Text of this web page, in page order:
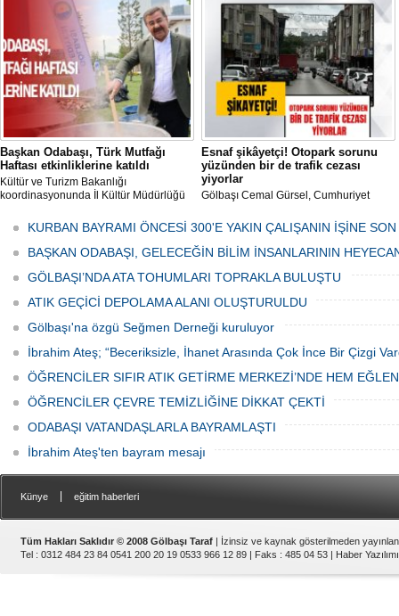
mikropların önüne geçilmesi amacıyla
her gün Gölbaşı Belediyesi ekipleri
tarafından düzenli olarak ilaçlanıyor.
Başkan Odabaşı, Türk Mutfağı
Haftası etkinliklerine katıldı
Kültür ve Turizm Bakanlığı
koordinasyonunda İl Kültür Müdürlüğü
Haftası" etkinlikleri Ankara'da devam
ediyor.
Esnaf şikâyetçi! Otopark sorunu
yüzünden bir de trafik cezası
yiyorlar
Gölbaşı Cemal Gürsel, Cumhuriyet
bulunan esnaf ve alışverişe gelen
vatandaşlar park cezaları yüzünden
canından bezdi.
KURBAN BAYRAMI ÖNCESİ 300'E YAKIN ÇALIŞANIN İŞİNE
BAŞKAN ODABAŞI, GELECEĞİN BİLİM İNSANLARININ
GÖLBAŞI’NDA ATA TOHUMLARI TOPRAKLA BULUŞTU
ATIK GEÇİCİ DEPOLAMA ALANI OLUŞTURULDU
Gölbaşı'na özgü Seğmen Derneği kuruluyor
İbrahim Ateş; “Beceriksizle, İhanet Arasında Çok İnce Bir Çizgi
ÖĞRENCİLER SIFIR ATIK GETİRME MERKEZİ’NDE HEM
ÖĞRENCİLER ÇEVRE TEMİZLİĞİNE DİKKAT ÇEKTİ
ODABAŞI VATANDAŞLARLA BAYRAMLAŞTI
İbrahim Ateş'ten bayram mesajı
Künye eğitim haberleri
Tüm Hakları Saklıdır © 2008 Gölbaşı Taraf | İzinsiz ve kaynak gösterilmeden
Tel : 0312 484 23 84 0541 200 20 19 0533 966 12 89 | Faks : 485 04 53 | Haber Yazılımı